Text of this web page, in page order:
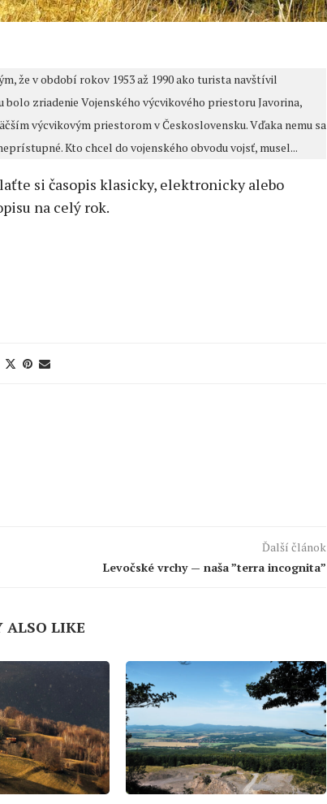
že v období rokov 1953 až 1990 ako turista navštívil
zriadenie Vojenského výcvikového priestoru Javorina,
výcvikovým priestorom v Československu. Vďaka nemu sa
Kto chcel do vojenského obvodu vojsť, musel...
si časopis klasicky, elektronicky alebo
na celý rok.
Ďalší článok
Levočské vrchy — naša ”terra incognita”
ALSO LIKE